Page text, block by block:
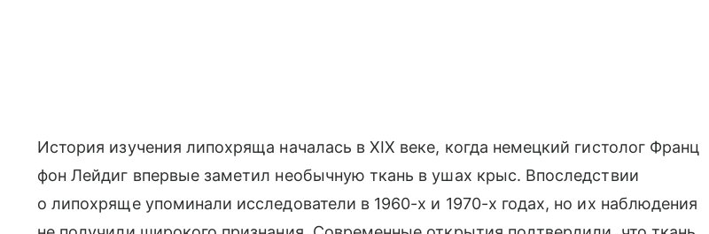
История изучения липохряща началась в XIX веке, когда немецкий гистолог Франц
фон Лейдиг впервые заметил необычную ткань в ушах крыс. Впоследствии
о липохряще упоминали исследователи в 1960-х и 1970-х годах, но их наблюдения